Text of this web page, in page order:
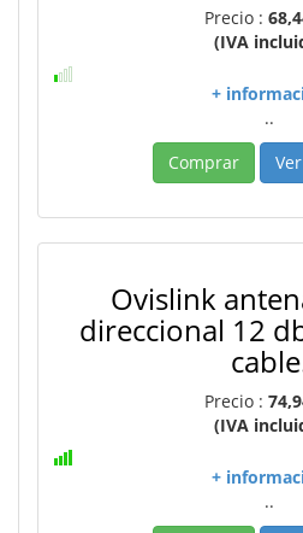
Precio :
(IVA
+
..
Comprar
Ovislink
direccional 12
Precio :
(IVA
+
..